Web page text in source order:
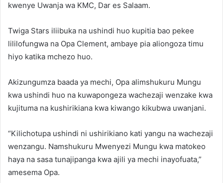
kwenye Uwanja wa KMC, Dar es Salaam.
Twiga Stars iliibuka na ushindi huo kupitia bao pekee
lililofungwa na Opa Clement, ambaye pia aliongoza timu
hiyo katika mchezo huo.
Akizungumza baada ya mechi, Opa alimshukuru Mungu
kwa ushindi huo na kuwapongeza wachezaji wenzake kwa
kujituma na kushirikiana kwa kiwango kikubwa uwanjani.
“Kilichotupa ushindi ni ushirikiano kati yangu na wachezaji
wenzangu. Namshukuru Mwenyezi Mungu kwa matokeo
haya na sasa tunajipanga kwa ajili ya mechi inayofuata,”
amesema Opa.